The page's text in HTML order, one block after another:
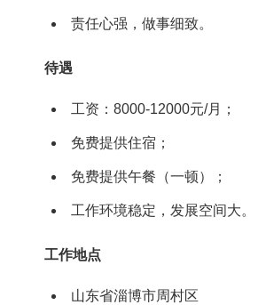
责任心强，做事细致。
待遇
工资：8000-12000元/月；
免费提供住宿；
免费提供午餐（一顿）；
工作环境稳定，发展空间大。
工作地点
山东省淄博市周村区